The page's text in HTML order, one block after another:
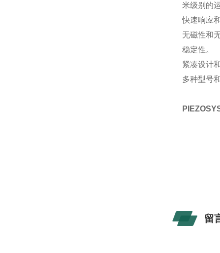
米级别的
快速响应
无磁性和
稳定性。
紧凑设计
多种型号
留